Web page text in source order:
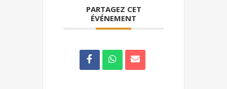
PARTAGEZ CET
ÉVÉNEMENT